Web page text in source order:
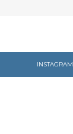
INSTAGRAM